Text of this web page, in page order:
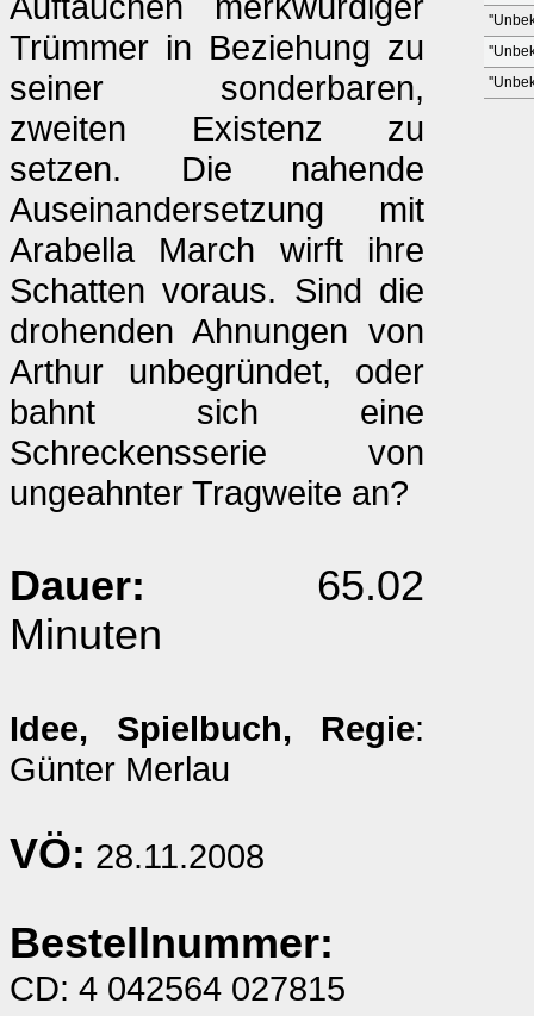
Trümmer in Beziehung zu
seiner sonderbaren,
zweiten Existenz zu
setzen. Die nahende
Auseinandersetzung mit
Arabella March wirft ihre
Schatten voraus. Sind die
drohenden Ahnungen von
Arthur unbegründet, oder
bahnt sich eine
Schreckensserie von
ungeahnter Tragweite an?
Dauer: 65.02
Minuten
Idee, Spielbuch, Regie:
Günter Merlau
VÖ: 28.11.2008
Bestellnummer:
CD: 4 042564 027815